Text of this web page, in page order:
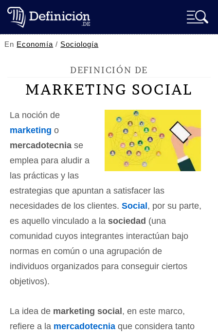
En Economía / Sociología
DEFINICIÓN DE
MARKETING SOCIAL
La noción de
marketing o
mercadotecnia se
emplea para aludir a
las prácticas y las
estrategias que apuntan a satisfacer las
necesidades de los clientes. Social , por su parte,
es aquello vinculado a la sociedad (una
comunidad cuyos integrantes interactúan bajo
normas en común o una agrupación de
individuos organizados para conseguir ciertos
objetivos).
La idea de marketing social , en este marco,
refiere a la mercadotecnia que considera tanto